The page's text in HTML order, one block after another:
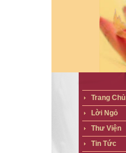
Trang Chủ
Lời Ngỏ
Thư Viện
Tin Tức